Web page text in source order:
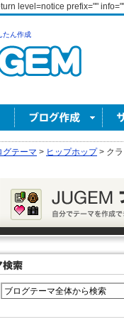
level=notice prefix=""
たん作成
グテーマ > ヒップホップ> ク